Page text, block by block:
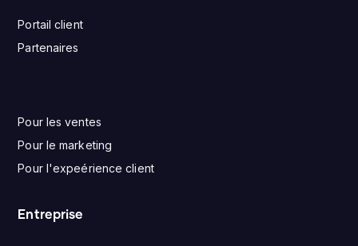
Portail client
Partenaires
Pour les ventes
Pour le marketing
Pour l'expeérience client
Entreprise